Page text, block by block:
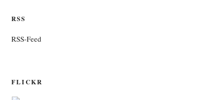
RSS
RSS-Feed
FLICKR